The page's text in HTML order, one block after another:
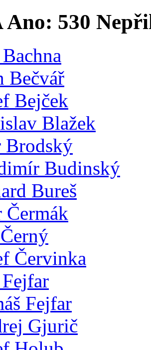
Ano: 530
Bečvář
Bejček
Blažek
Brodský
Budinský
Bureš
Čermák
Červinka
Fejfar
Gjurič